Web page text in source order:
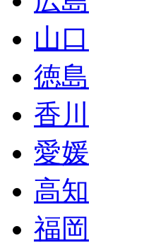
山口
徳島
香川
愛媛
高知
福岡